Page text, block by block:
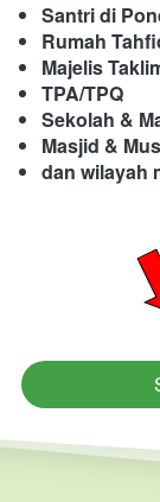
Santri di
Rumah
Majelis
TPA/TPQ
Sekolah &
Masjid &
dan wilayah
`